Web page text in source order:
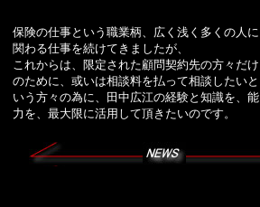
保険の仕事という職業柄、広く浅く多くの人に
関わる仕事を続けてきましたが、
これからは、限定された顧問契約先の方々だけ
のために、或いは相談料を払って相談したいと
いう方々の為に、田中広江の経験と知識を、能
力を、最大限に活用して頂きたいのです。